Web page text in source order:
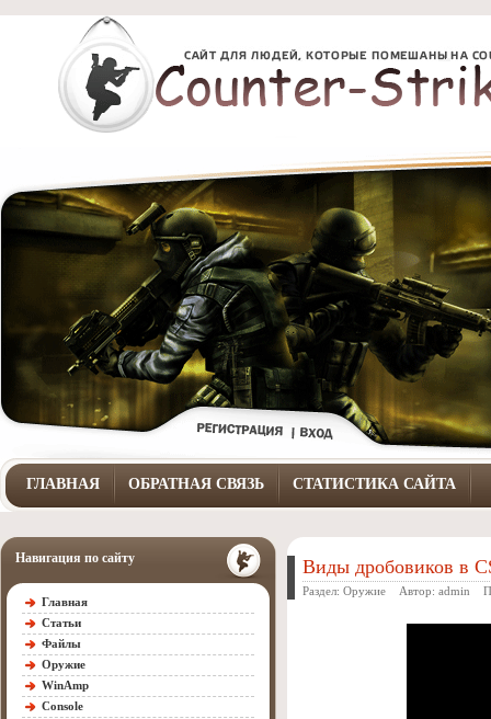
ГЛАВНАЯ ОБРАТНАЯ СВЯЗЬ СТАТИСТИКА САЙТА
Навигация по сайту
Главная
Статьи
Файлы
Оружие
WinAmp
Console
Виды дробовиков в
Раздел: Оружие Автор: admin